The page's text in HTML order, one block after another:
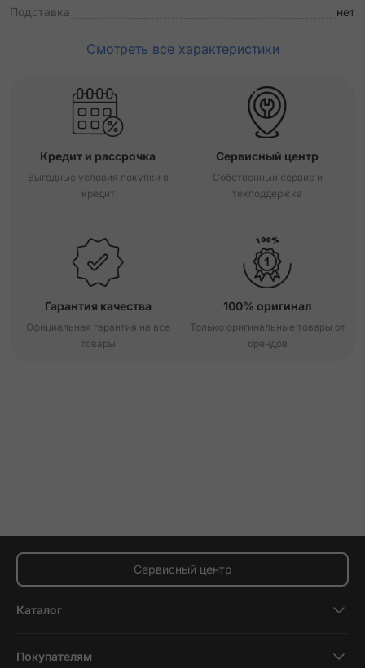
Подставка
нет
Смотреть все характеристики
Кредит и рассрочка
Выгодные условия покупки в
кредит
Сервисный центр
Собственный сервис и
техподдержка
Гарантия качества
Официальная гарантия на все
товары
100% оригинал
Только оригинальные товары от
брендов
Сервисный центр
Каталог
Покупателям